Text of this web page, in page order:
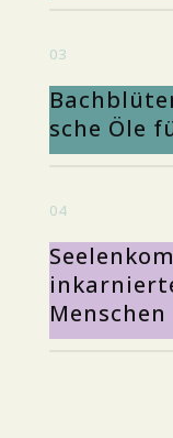
03
sche Öle
04
Menschen